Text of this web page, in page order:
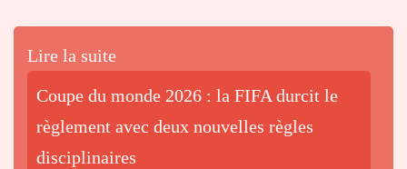
Lire la suite
Coupe du monde 2026 : la FIFA durcit le
règlement avec deux nouvelles règles
disciplinaires